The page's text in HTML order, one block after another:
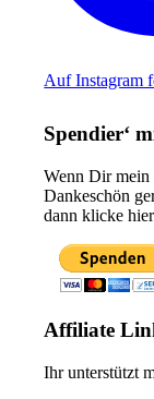
Auf Instagram
Spendier‘
Wenn Dir
Dankeschön
dann klicke hier
Affiliate
Ihr unterstützt